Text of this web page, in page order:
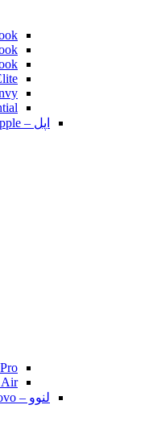
اپل – Apple
Air
لنوو – lenovo